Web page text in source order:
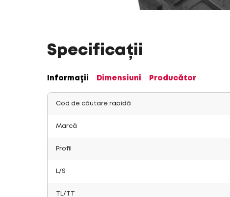
Specificații
Informații Dimensiuni Producător
Cod de căutare rapidă
Marcă
Profil
L/S
TL/TT